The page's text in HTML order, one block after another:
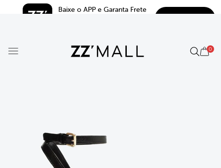
Baixe o APP e Garanta Frete
0